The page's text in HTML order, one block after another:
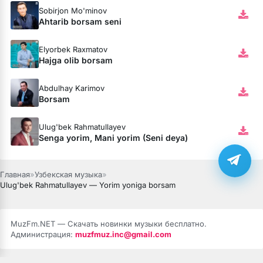
Sobirjon Mo'minov
Ahtarib borsam seni
Elyorbek Raxmatov
Hajga olib borsam
Abdulhay Karimov
Borsam
Ulug'bek Rahmatullayev
Senga yorim, Mani yorim (Seni deya)
Главная»Узбекская музыка»
Ulug'bek Rahmatullayev — Yorim yoniga borsam
MuzFm.NET — Скачать новинки музыки бесплатно.
Администрация: muzfmuz.inc@gmail.com